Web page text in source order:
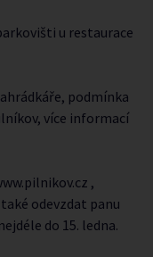
u restaurace
podmínka
více informací
,
odevzdat panu
do 15. ledna.